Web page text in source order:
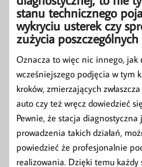
stanu technicznego
wykryciu usterek czy
zużycia poszczególnych
Oznacza to więc nic innego, jak
wcześniejszego podjęcia w tym
kroków, zmierzających
auto czy też wręcz dowiedzieć
Pewnie, że stacja
prowadzenia takich działań,
powiedzieć że profesjonalnie
realizowania. Dzięki temu